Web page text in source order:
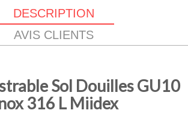
DESCRIPTION
AVIS CLIENTS
Sol Douilles GU10
316 L Miidex